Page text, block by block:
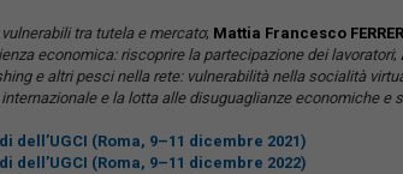
tra tutela e mercato; Mattia Francesco
economica: riscoprire la partecipazione dei lavoratori;
e altri pesci nella rete: vulnerabilità nella socialità
e la lotta alle disuguaglianze economiche e
dell’UGCI (Roma, 9–11 dicembre 2021)
dell’UGCI (Roma, 9–11 dicembre 2022)